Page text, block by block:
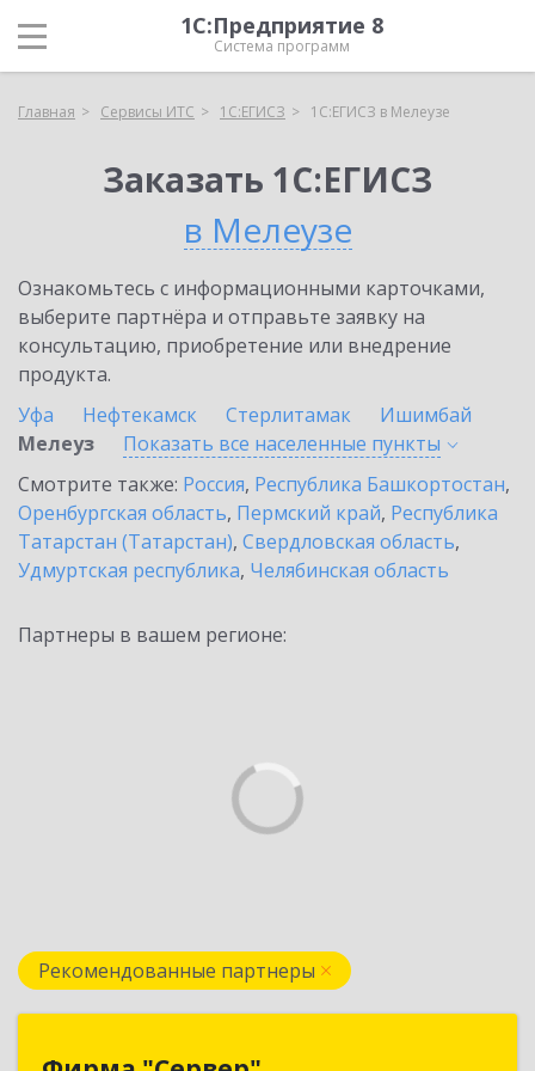
1С:Предприятие 8
Система программ
Главная Сервисы ИТС 1С:ЕГИСЗ 1С:ЕГИСЗ в Мелеузе
Заказать 1С:ЕГИСЗ
в Мелеузе
Ознакомьтесь с информационными карточками,
выберите партнёра и отправьте заявку на
консультацию, приобретение или внедрение
продукта.
Уфа
Нефтекамск Стерлитамак
Ишимбай
Мелеуз
Показать все населенные пункты
Смотрите также: Россия, Республика Башкортостан,
Оренбургская область, Пермский край, Республика
Татарстан (Татарстан), Свердловская область,
Удмуртская республика, Челябинская область
Партнеры в вашем регионе:
Рекомендованные партнеры